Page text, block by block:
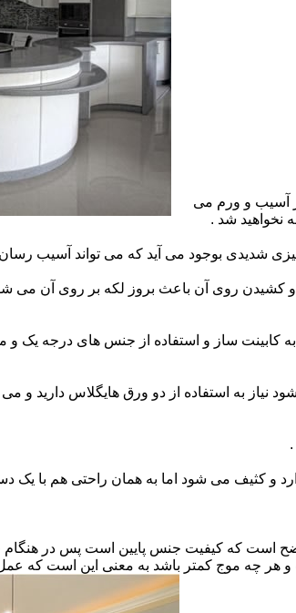
آسیب و ورم می
نخواهید شد .
شدیدی بوجود می آید که می تواند آسیب رسان
روی آن باعث بروز لکه بر روی آن می شود
کابینت ساز و استفاده از جنس های درجه یک و
به استفاده از دو ورق هایگلاس دارید و
و کثیف می شود اما به همان راحتی هم با یک
است که کیفیت جنس پایین است پس در
و هر چه موج کمتر باشد به معنی این است